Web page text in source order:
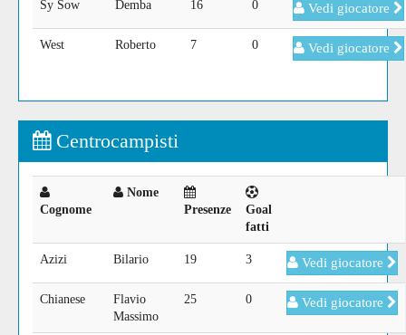
Sy Sow Demba 16 0 Vedi giocatore
West Roberto 7 0 Vedi giocatore
Centrocampisti
Cognome
Nome
Presenze
Goal
fatti
Azizi Bilario 19 3 Vedi giocatore
Chianese
Flavio
Massimo
25 0 Vedi giocatore